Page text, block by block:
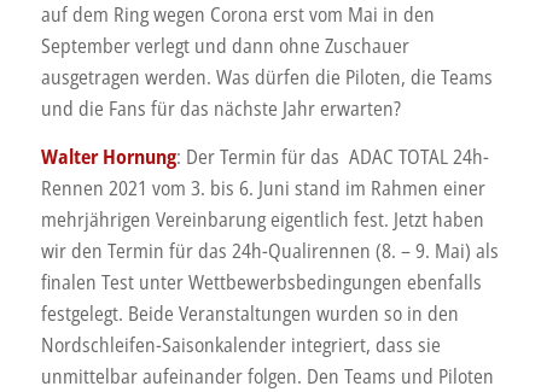
auf dem Ring wegen Corona erst vom Mai in den
September verlegt und dann ohne Zuschauer
ausgetragen werden. Was dürfen die Piloten, die Teams
und die Fans für das nächste Jahr erwarten?
Walter Hornung: Der Termin für das ADAC TOTAL 24h-
Rennen 2021 vom 3. bis 6. Juni stand im Rahmen einer
mehrjährigen Vereinbarung eigentlich fest. Jetzt haben
wir den Termin für das 24h-Qualirennen (8. – 9. Mai) als
finalen Test unter Wettbewerbsbedingungen ebenfalls
festgelegt. Beide Veranstaltungen wurden so in den
Nordschleifen-Saisonkalender integriert, dass sie
unmittelbar aufeinander folgen. Den Teams und Piloten